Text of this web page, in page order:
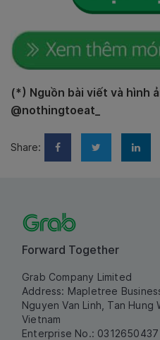
(*) Nguồn bài viết và hình
@nothingtoeat_
Share:
Forward Together
Grab Company Limited
Address: Mapletree
Nguyen Van Linh, Tan Hung
Vietnam
Enterprise No.: